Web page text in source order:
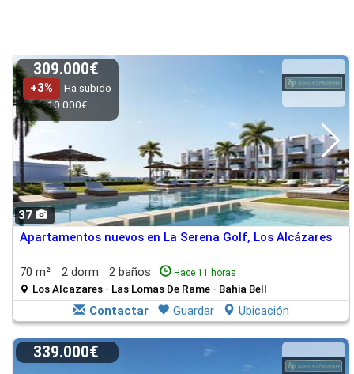
37
309.000€
+3%
Ha subido
10.000€
Apartamentos nuevos en La Serena Golf, Los Alcázares
70 m² 2 dorm. 2 baños Hace 11 horas
Los Alcazares - Las Lomas De Rame - Bahia Bell
Contactar Guardar Ubicación
339.000€